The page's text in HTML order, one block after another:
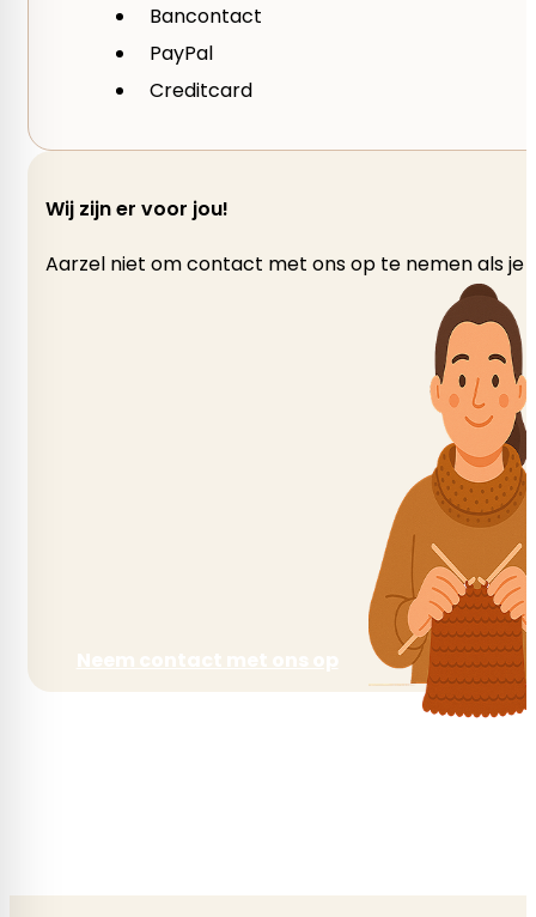
Bancontact
PayPal
Creditcard
Wij zijn er voor jou!
Aarzel niet om contact met ons op te nemen als